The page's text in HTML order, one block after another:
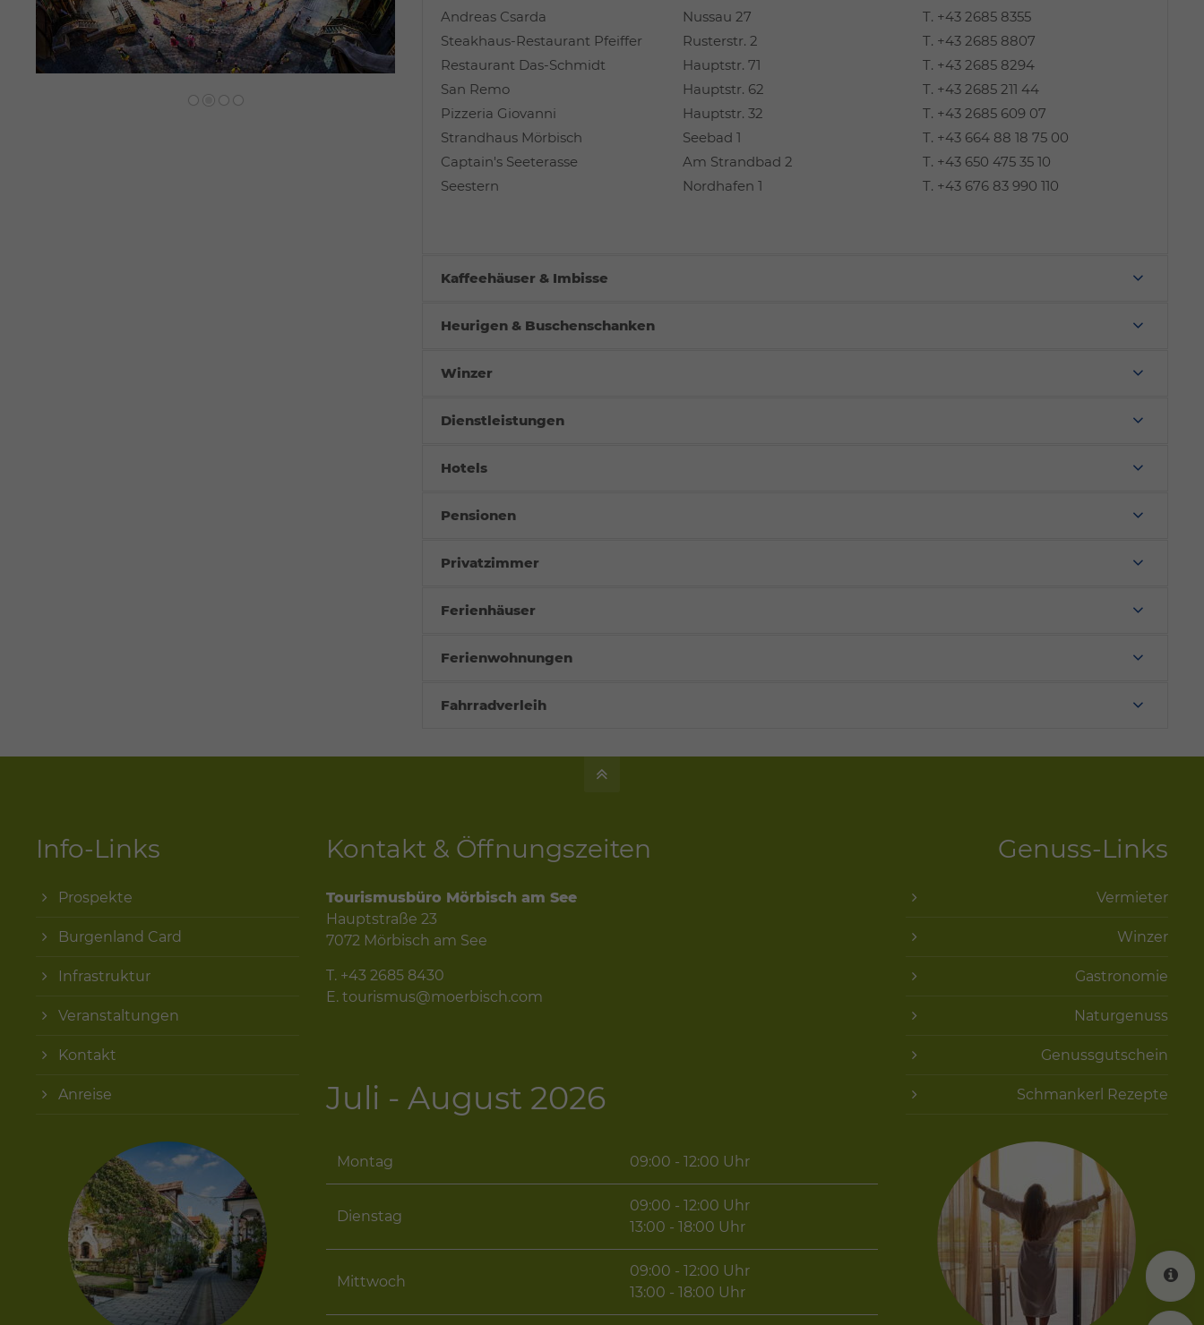
Andreas Csarda Nussau 27 T. +43 2685 8355
Steakhaus-Restaurant Pfeiffer
Rusterstr. 2 T. +43 2685 8807
Restaurant Das-Schmidt
Hauptstr. 71 T. +43 2685 8294
San Remo
Hauptstr. 62 T. +43 2685 211 44
Pizzeria Giovanni
Hauptstr. 32 T. +43 2685 609 07
Strandhaus Mörbisch
Seebad 1 T. +43 664 88 18 75 00
Captain's Seeterasse
Am Strandbad 2 T. +43 650 475 35 10
Seestern
Nordhafen 1 T. +43 676 83 990 110
Kaffeehäuser & Imbisse
Heurigen & Buschenschanken
Winzer
Dienstleistungen
Hotels
Pensionen
Privatzimmer
Ferienhäuser
Ferienwohnungen
Fahrradverleih
Info-Links
Prospekte
Burgenland Card
Infrastruktur
Veranstaltungen
Kontakt
Anreise
Kontakt & Öffnungszeiten
Tourismusbüro Mörbisch am See
Hauptstraße 23
7072 Mörbisch am See
T. +43 2685 8430
E. tourismus@moerbisch.com
Juli - August 2026
Montag 09:00 - 12:00 Uhr
Dienstag
09:00 - 12:00 Uhr
13:00 - 18:00 Uhr
Mittwoch
09:00 - 12:00 Uhr
13:00 - 18:00 Uhr
Genuss-Links
Vermieter
Winzer
Gastronomie
Naturgenuss
Genussgutschein
Schmankerl Rezepte